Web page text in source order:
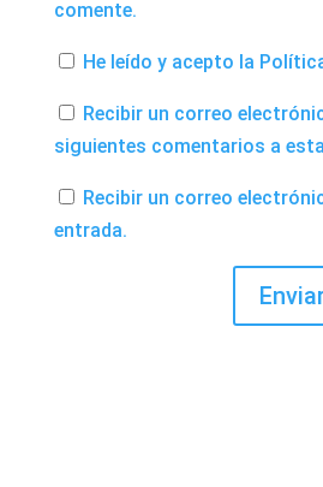
comente.
He leído y acepto la
Recibir un correo
siguientes comentarios a
Recibir un correo
entrada.